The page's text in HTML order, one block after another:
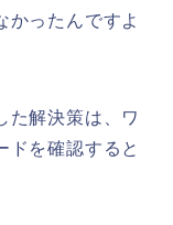
かったんですよ
た解決策は、ワ
ドを確認すると